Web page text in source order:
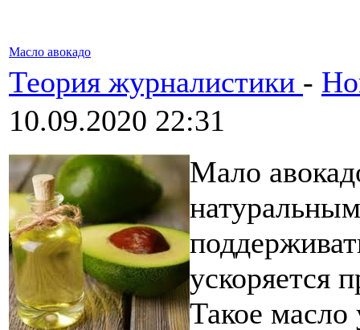
Масло авокадо
Теория журналистики -
10.09.2020 22:31
Мало
ускоряется
Такое